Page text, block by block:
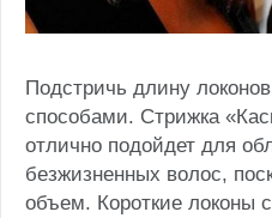
Подстричь длину
способами. Стрижка
отлично подойдет для
безжизненных волос,
объем. Короткие локоны